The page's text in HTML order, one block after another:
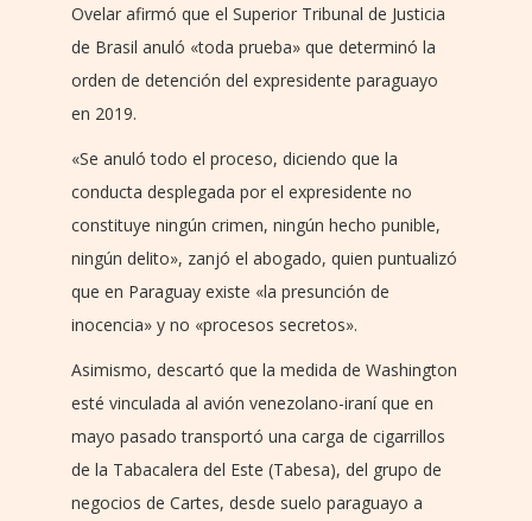
Ovelar afirmó que el Superior Tribunal de Justicia
de Brasil anuló «toda prueba» que determinó la
orden de detención del expresidente paraguayo
en 2019.
«Se anuló todo el proceso, diciendo que la
conducta desplegada por el expresidente no
constituye ningún crimen, ningún hecho punible,
ningún delito», zanjó el abogado, quien puntualizó
que en Paraguay existe «la presunción de
inocencia» y no «procesos secretos».
Asimismo, descartó que la medida de Washington
esté vinculada al avión venezolano-iraní que en
mayo pasado transportó una carga de cigarrillos
de la Tabacalera del Este (Tabesa), del grupo de
negocios de Cartes, desde suelo paraguayo a